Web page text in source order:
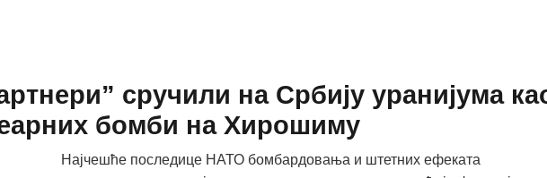
сручили на Србију уранијума
бомби на Хирошиму
Најчешће последице НАТО бомбардовања и штетних ефеката